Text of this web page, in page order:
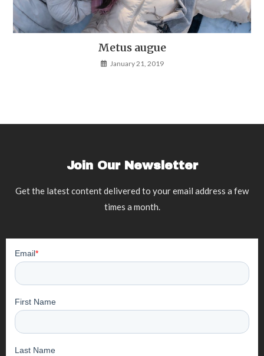
Metus augue
January 21, 2019
Join Our Newsletter
Get the latest content delivered to your email address a few
times a month.